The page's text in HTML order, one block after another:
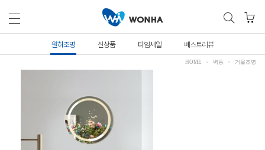
원하조명 신상품 타임세일 베스트리뷰
HOME 벽등 거울조명